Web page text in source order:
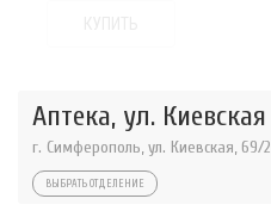
Аптека, ул. Киевская
г. Симферополь, ул. Киевская, 69/2
ВЫБРАТЬ ОТДЕЛЕНИЕ